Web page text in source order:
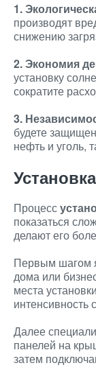
1.
производят
снижению
2. Экономия
установку
сократите
3.
будете
нефть и уголь,
Процесс
показаться
делают его
Первым шагом
дома или
места
интенсивность
Далее
панелей на
затем